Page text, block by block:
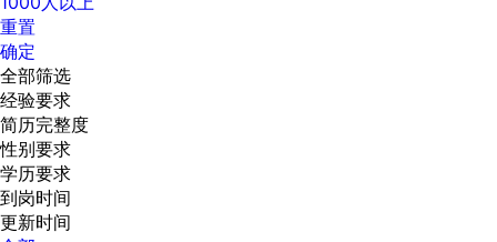
重置
确定
全部筛选
经验要求
简历完整度
性别要求
学历要求
到岗时间
更新时间